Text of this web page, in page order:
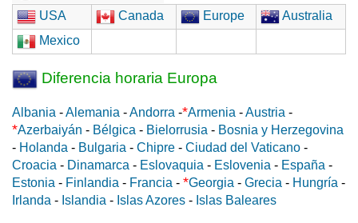
USA Canada Europe
Australia
Mexico
Diferencia horaria Europa
Albania -Alemania -Andorra -*Armenia -Austria -
*Azerbaiyán - Bélgica - Bielorrusia - Bosnia y Herzegovina
- Holanda - Bulgaria - Chipre - Ciudad del Vaticano -
Croacia - Dinamarca - Eslovaquia - Eslovenia - España -
Estonia - Finlandia - Francia - *Georgia - Grecia - Hungría -
Irlanda - Islandia - Islas Azores - Islas Baleares